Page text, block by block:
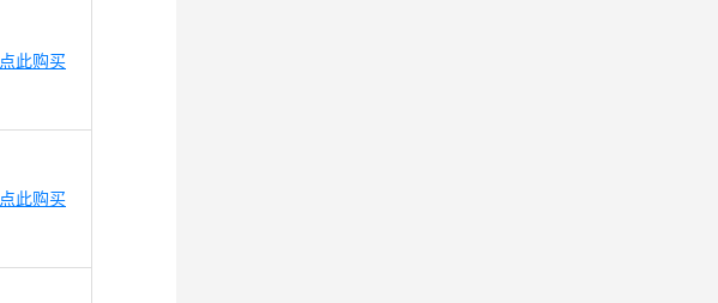
点此购买
点此购买